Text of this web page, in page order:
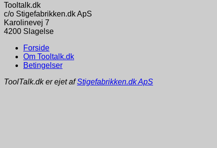
Tooltalk.dk
c/o Stigefabrikken.dk ApS
Karolinevej 7
4200 Slagelse
Forside
Om Tooltalk.dk
Betingelser
ToolTalk.dk er ejet afStigefabrikken.dk ApS